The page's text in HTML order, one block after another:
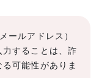
ールアドレス）
することは、詐
可能性がありま